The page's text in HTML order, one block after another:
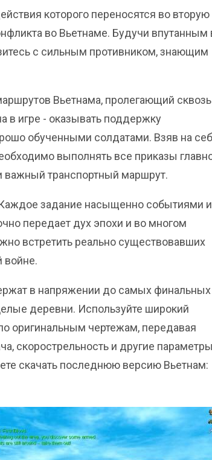
которого переносятся во вторую
во Вьетнаме. Будучи впутанным
с сильным противником, знающим
Вьетнама, пролегающий сквозь
в игре - оказывать поддержку
обученными солдатами. Взяв на
выполнять все приказы
важный транспортный маршрут.
задание насыщенно событиями и
передает дух эпохи и во многом
встретить реально существовавших
войне.
в напряжении до самых финальных
деревни. Используйте широкий
оригинальным чертежам, передавая
скорострельность и другие
скачать последнюю версию Вьетнам: